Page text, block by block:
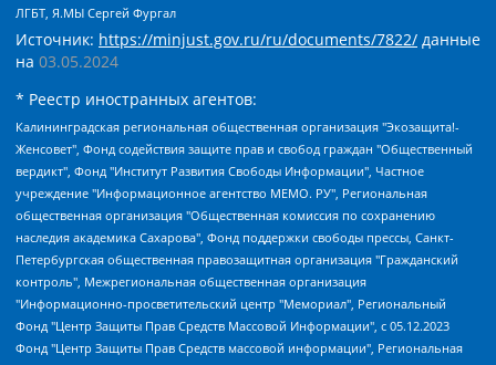
ЛГБТ, Я.МЫ Сергей Фургал
Источник: https://minjust.gov.ru/ru/documents/7822/ данные
на 03.05.2024
* Реестр иностранных агентов:
Калининградская региональная общественная организация "Экозащита!-Женсовет", Фонд содействия защите прав и свобод граждан "Общественный вердикт", Фонд "Институт Развития Свободы Информации", Частное учреждение "Информационное агентство МЕМО. РУ", Региональная общественная организация "Общественная комиссия по сохранению наследия академика Сахарова", Фонд поддержки свободы прессы, Санкт-Петербургская общественная правозащитная организация "Гражданский контроль", Межрегиональная общественная организация "Информационно-просветительский центр "Мемориал", Региональный Фонд "Центр Защиты Прав Средств Массовой Информации", с 05.12.2023 Фонд "Центр Защиты Прав Средств массовой информации", Региональная общественная благотворительная организация помощи беженцам и мигрантам "Гражданское содействие", Негосударственное образовательное учреждение дополнительного профессионального образования (повышение квалификации) специалистов "АКАДЕМИЯ ПО ПРАВАМ ЧЕЛОВЕКА", Свердловская региональная общественная организация "Сутяжник", Автономная некоммерческая организация "Центр независимых социологических исследований", Союз общественных объединений "Российский исследовательский центр по правам человека", Региональное общественное учреждение научно-информационный центр "МЕМОРИАЛ", Некоммерческая организация "Фонд защиты гласности", Автономная некоммерческая организация "Институт прав человека", Городская общественная организация "Екатеринбургское общество "МЕМОРИАЛ", Городская общественная организация "Рязанское историко-просветительское и правозащитное общество "Мемориал" (Рязанский Мемориал), Челябинский региональный орган общественной самодеятельности – женское общественное объединение "Женщины Евразии", Челябинский региональный орган общественной самодеятельности "Уральская правозащитная группа", Фонд содействия защите здоровья и социальной справедливости имени Андрея Рылькова, Автономная Некоммерческая Организация "Аналитический Центр Юрия Левады", Автономная некоммерческая организация социальной поддержки населения "Проект Апрель", Региональная общественная организация помощи женщинам и детям, находящимся в кризисной ситуации "Информационно-методический центр "Анна", Фонд содействия развитию массовых коммуникаций и правовому просвещению "Так-так-Так", Фонд содействия устойчивому развитию "Серебряная тайга", Свердловский региональный общественный фонд социальных проектов "Новое время", "Idel.Реалии", Кавказ.Реалии, Крым.Реалии, Телеканал Настоящее Время, Татаро-башкирская служба Радио Свобода (Azatliq Radiosi), Радио Свободная Европа/Радио Свобода (PCE/PC), "Сибирь.Реалии", "Фактограф", Благотворительный фонд помощи осужденным и их семьям, Автономная некоммерческая организация "Институт глобализации и социальных движений", Фонд "В защиту прав заключенных", Частное учреждение "Центр поддержки и содействия развитию средств массовой информации", Пензенский региональный общественный благотворительный фонд "Гражданский союз", "Север.Реалии", Некоммерческая организация Фонд "Правовая инициатива", Общество с ограниченной ответственностью "Радио Свободная Европа/Радио Свобода", Чешское информационное агентство "MEDIUM-ORIENT", Красноярская региональная общественная организация "Мы против СПИДа", Камалягин Денис Николаевич, Маркелов Сергей Евгеньевич, Пономарев Лев Александрович, Савицкая Людмила Алексеевна, Автономная некоммерческая организация "Центр по работе с проблемой насилия "НАСИЛИЮ.НЕТ", Межрегиональный профессиональный союз работников здравоохранения "Альянс врачей", Юридическое лицо, зарегистрированное в Латвийской Республике, SIA "Medusa Project" (регистрационный номер 40103797863, дата регистрации 10.06.2014), Некоммерческая организация "Фонд по борьбе с коррупцией", Автономная некоммерческая организация "Институт права и публичной политики", Баданин Роман Сергеевич, Гликин Максим Александрович, Железнова Мария Михайловна, Лукьянова Юлия Сергеевна, Маетная Елизавета Витальевна, Маняхин Петр Борисович, Чуракова Ольга Владимировна, Ярош Юлия Петровна, Юридическое лицо "The Insider SIA", зарегистрированное в Риге, Латвийская Республика (дата регистрации 26.06.2015), являющееся администратором доменного имени интернет-издания "The Insider SIA", https://theins.ru, Постернак Алексей Евгеньевич, Рубин Михаил Аркадьевич, Анин Роман Александрович, Юридическое лицо Istories fonds, зарегистрированное в Латвийской Республике (регистрационный номер 50008295751, дата регистрации 24.02.2020), Великовский Дмитрий Александрович, Долинина Ирина Николаевна, Мароховская Алеся Алексеевна, Шлейнов Роман Юрьевич, Шмагун Олеся Валентиновна, Общество с ограниченной ответственностью "Альтаир 2021", Общество с ограниченной ответственностью "Вега 2021", Общество с ограниченной ответственностью "Главный редактор 2021", Общество с ограниченной ответственностью "Ромашки монолит", Важенков Артем Валерьевич, Ивановская областная общественная организация "Центр гендерных исследований", Гурман Юрий Альбертович, Медиапроект "ОВД-Инфо", Егоров Владимир Владимирович, Жилинский Владимир Александрович, Общество с ограниченной ответственностью "ЗП", Иванова София Юрьевна, Карезина Инна Павловна, Кильтау Екатерина Викторовна, Петров Алексей Викторович, Пискунов Сергей Евгеньевич, Смирнов Сергей Сергеевич, Тихонов Михаил Сергеевич, Общество с ограниченной ответственностью "ЖУРНАЛИСТ-ИНОСТРАННЫЙ АГЕНТ", Арапова Галина Юрьевна, Вольтская Татьяна Анатольевна, Американская компания "Mason G.E.S. Anonymous Foundation" (США), являющаяся владельцем интернет-издания https://mnews.world/, Компания "Stichting Bellingcat", зарегистрированная в Нидерландах (дата регистрации 11.07.2018), Захаров Андрей Вячеславович, Клепиковская Екатерина Дмитриевна, Общество с ограниченной ответственностью "МЕМО", Перл Роман Александрович, Симонов Евгений Алексеевич, Соловьева Елена Анатольевна, Сотников Даниил Владимирович, Сурначева Елизавета Дмитриевна, Автономная некоммерческая организация по защите прав человека и информированию населения "Якутия – Наше Мнение", Общество с ограниченной ответственностью "Москоу диджитал медиа", с 26.01.2023 Общество с ограниченной ответственностью "Чайка Белые сады", Ветошкина Валерия Валерьевна, Заговора Максим Александрович, Межрегиональное общественное движение "Российская ЛГБТ - сеть", Оленичев Максим Владимирович, Павлов Иван Юрьевич, Скворцова Елена Сергеевна, Общество с ограниченной ответственностью "Как бы инагент", Кочетков Игорь Викторович, Общество с ограниченной ответственностью "Честные выборы", Еланчик Олег Александрович, Общество с ограниченной ответственностью "Нобелевский призыв", Гималова Регина Эмилевна, Григорьев Андрей Валерьевич, Григорьева Алина Александровна, Ассоциация по содействию защите прав призывников, альтернативнослужащих и военнослужащих "Правозащитная группа "Гражданин.Армия.Право", Хисамова Регина Фаритовна, Автономная некоммерческая организация по реализации социально-правовых программ "Лилит", Дальневосточное общественное движение "Маяк", Санкт-Петербургская ЛГБТ-инициативная группа "Выход", Инициативная группа ЛГБТ+ "Реверс", Алексеев Андрей Викторович, Бекбулатова Таисия Львовна, Беляев Иван Михайлович, Владыкина Елена Сергеевна, Гельман Марат Александрович, Никульшина Вероника Юрьевна, Толоконникова Надежда Андреевна, Шендерович Виктор Анатольевич, Общество с ограниченной ответственностью "Данное сообщение", Общество с ограниченной ответственностью Издательский дом "Новая глава", Айнбиндер Александра Александровна, Московский комьюнити-центр для ЛГБТ+инициатив, Благотворительный фонд развития филантропии, Deutsche Welle (Германия, Kurt-Schumacher-Strasse 3, 53113 Bonn), Борзунова Мария Михайловна, Воробьев Виктор Викторович, Голубева Анна Львовна, Константинова Алла Михайловна, Малкова Ирина Владимировна, Мурадов Мурад Абдулгалимович, Осетинская Елизавета Николаевна, Понасенков Евгений Николаевич, Ганапольский Матвей Юрьевич, Киселев Евгений Алексеевич, Борухович Ирина Григорьевна, Дремин Иван Тимофеевич, Дубровский Дмитрий Викторович, Красноярская региональная общественная организация поддержки и развития альтернативных образовательных технологий и межкультурных коммуникаций "ИНТЕРРА", Маяковская Екатерина Алексеевна, Фейгин Марк Захарович, Филимонов Андрей Викторович, Дзугкоева Регина Николаевна, Доброхотов Роман Александрович, Дудь Юрий Александрович, Елкин Сергей Владимирович, Кругликов Кирилл Игоревич, Сабунаева Мария Леонидовна, Семенов Алексей Владимирович, Шаинян Карен Багратович, Шульман Екатерина Михайловна, Асафьев Артур Валерьевич, Вахштайн Виктор Семенович, Венедиктов Алексей Алексеевич, Лушникова Екатерина Евгеньевна, Волков Леонид Михайлович, Невзоров Александр Глебович, Пархоменко Сергей Борисович, Сироткин Ярослав Николаевич, Кара-Мурза Владимир Владимирович, Баранова Наталья Владимировна, Гозман Леонид Яковлевич, Кагарлицкий Борис Юльевич, Климарев Михаил Валерьевич, Милов Владимир Станиславович, Автономная некоммерческая организация Краснодарский центр современного искусства "Типография", Моргенштерн Алишер Тагирович, Соболь Любовь Эдуардовна, Общество с ограниченной ответственностью "ЛИЗА НОРМ", Каспаров Гарри Кимович, Ходорковский Михаил Борисович, Общество с ограниченной ответственностью "Апрельские тезисы", Данилович Ирина Брониславовна, Кашин Олег Владимирович, Петров Николай Владимирович, Пивоваров Алексей Владимирович, Соколов Михаил Владимирович, Цветкова Юлия Владимировна, Чичваркин Евгений Александрович, Комитет против пыток/Команда против пыток, Общество с ограниченной ответственностью "Первый научный", Общество с ограниченной ответственностью "Вертолет и ко", Белоцерковская Вероника Борисовна, Кац Максим Евгеньевич, Лазарева Татьяна Юрьевна, Шаведдинов Руслан Табризович, Яшин Илья Валерьевич, Общество с ограниченной ответственностью "Иноагент ААВ", Алешковский Дмитрий Петрович, Альбац Евгения Марковна, Быков Дмитрий Львович, Галямина Юлия Евгеньевна, Лойко Сергей Леонидович, Мартынов Кирилл Константинович, Медведев Сергей Александрович, Крашенинников Федор Геннадиевич, Гордеева Катерина Вл